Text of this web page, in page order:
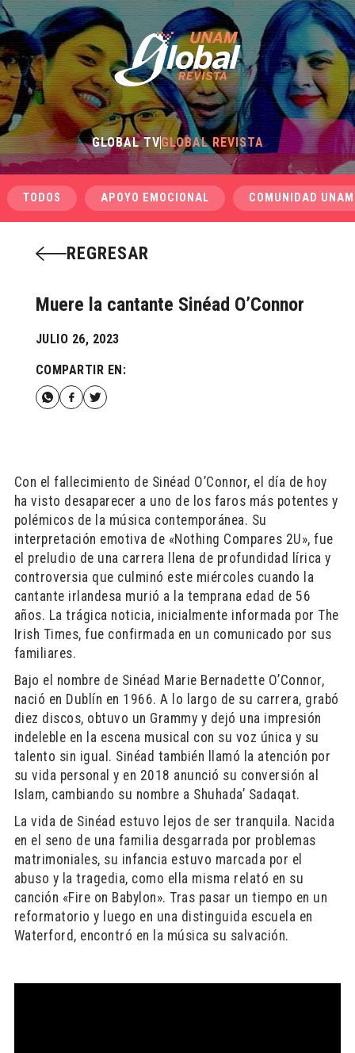
GLOBAL TVGLOBAL REVISTA
TODOS APOYO EMOCIONAL COMUNIDAD UNAM
REGRESAR
Muere la cantante Sinéad O’Connor
JULIO 26, 2023
COMPARTIR EN:
Con el fallecimiento de Sinéad O’Connor, el día de hoy
ha visto desaparecer a uno de los faros más potentes y
polémicos de la música contemporánea. Su
interpretación emotiva de «Nothing Compares 2U», fue
el preludio de una carrera llena de profundidad lírica y
controversia que culminó este miércoles cuando la
cantante irlandesa murió a la temprana edad de 56
años. La trágica noticia, inicialmente informada por The
Irish Times, fue confirmada en un comunicado por sus
familiares.
Bajo el nombre de Sinéad Marie Bernadette O’Connor,
nació en Dublín en 1966. A lo largo de su carrera, grabó
diez discos, obtuvo un Grammy y dejó una impresión
indeleble en la escena musical con su voz única y su
talento sin igual. Sinéad también llamó la atención por
su vida personal y en 2018 anunció su conversión al
Islam, cambiando su nombre a Shuhada’ Sadaqat.
La vida de Sinéad estuvo lejos de ser tranquila. Nacida
en el seno de una familia desgarrada por problemas
matrimoniales, su infancia estuvo marcada por el
abuso y la tragedia, como ella misma relató en su
canción «Fire on Babylon». Tras pasar un tiempo en un
reformatorio y luego en una distinguida escuela en
Waterford, encontró en la música su salvación.